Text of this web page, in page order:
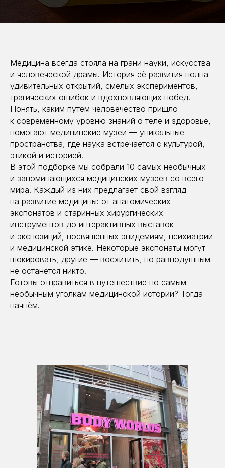
Медицина всегда стояла на грани науки, искусства
и человеческой драмы. История её развития полна
удивительных открытий, смелых экспериментов,
трагических ошибок и вдохновляющих побед.
Понять, каким путём человечество пришло
к современному уровню знаний о теле и здоровье,
помогают медицинские музеи — уникальные
пространства, где наука встречается с культурой,
этикой и историей.
В этой подборке мы собрали 10 самых необычных
и запоминающихся медицинских музеев со всего
мира. Каждый из них предлагает свой взгляд
на развитие медицины: от анатомических
экспонатов и старинных хирургических
инструментов до интерактивных выставок
и экспозиций, посвящённых эпидемиям, психиатрии
и медицинской этике. Некоторые экспонаты могут
шокировать, другие — восхитить, но равнодушным
не останется никто.
Готовы отправиться в путешествие по самым
необычным уголкам медицинской истории? Тогда —
начнём.